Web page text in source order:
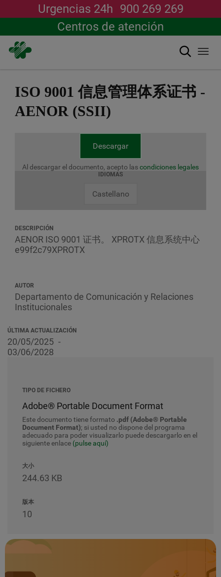
Urgencias 24h 900 269 269
Centros de atención
搜索
ISO 9001 信息管理体系证书 -
AENOR (SSII)
Descargar
Al descargar el documento, acepto lascondiciones legales
IDIOMAS
Castellano
DESCRIPCIÓN
AENOR ISO 9001 证书。 XPROTX 信息系统中心
e99f2c79XPROTX
AUTOR
Departamento de Comunicación y Relaciones
Institucionales
ÚLTIMA ACTUALIZACIÓN
20/05/2025
03/06/2028
TIPO DE FICHERO
Adobe® Portable Document Format
Este documento tiene formato .pdf (Adobe® Portable
Document Format); si usted no dispone del programa
adecuado para poder visualizarlo puede descargarlo en el
siguiente enlace (pulse aquí)
大小
244.63 KB
版本
10